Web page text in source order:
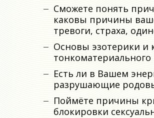
Сможете понять
каковы причины
тревоги, страха,
Основы эзотерики и
Есть ли в Вашем
разрушающие
Поймёте причины
блокировки